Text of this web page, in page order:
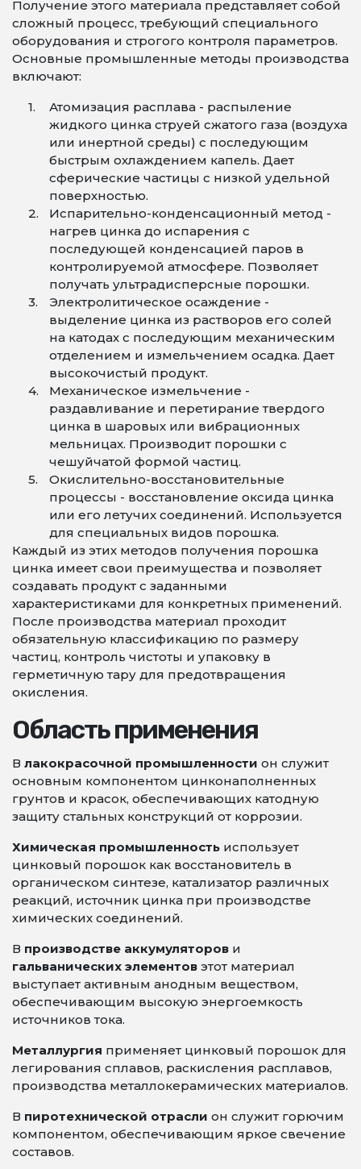
Получение этого материала представляет собой
сложный процесс, требующий специального
оборудования и строгого контроля параметров.
Основные промышленные методы производства
включают:
Атомизация расплава - распыление
жидкого цинка струей сжатого газа (воздуха
или инертной среды) с последующим
быстрым охлаждением капель. Дает
сферические частицы с низкой удельной
поверхностью.
Испарительно-конденсационный метод -
нагрев цинка до испарения с
последующей конденсацией паров в
контролируемой атмосфере. Позволяет
получать ультрадисперсные порошки.
Электролитическое осаждение -
выделение цинка из растворов его солей
на катодах с последующим механическим
отделением и измельчением осадка. Дает
высокочистый продукт.
Механическое измельчение -
раздавливание и перетирание твердого
цинка в шаровых или вибрационных
мельницах. Производит порошки с
чешуйчатой формой частиц.
Окислительно-восстановительные
процессы - восстановление оксида цинка
или его летучих соединений. Используется
для специальных видов порошка.
Каждый из этих методов получения порошка
цинка имеет свои преимущества и позволяет
создавать продукт с заданными
характеристиками для конкретных применений.
После производства материал проходит
обязательную классификацию по размеру
частиц, контроль чистоты и упаковку в
герметичную тару для предотвращения
окисления.
Область применения
В лакокрасочной промышленности он служит
основным компонентом цинконаполненных
грунтов и красок, обеспечивающих катодную
защиту стальных конструкций от коррозии.
Химическая промышленность использует
цинковый порошок как восстановитель в
органическом синтезе, катализатор различных
реакций, источник цинка при производстве
химических соединений.
В производстве аккумуляторов и
гальванических элементов этот материал
выступает активным анодным веществом,
обеспечивающим высокую энергоемкость
источников тока.
Металлургия применяет цинковый порошок для
легирования сплавов, раскисления расплавов,
производства металлокерамических материалов.
В пиротехнической отрасли он служит горючим
компонентом, обеспечивающим яркое свечение
составов.